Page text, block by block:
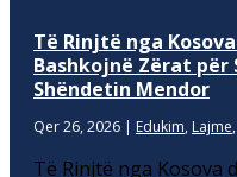
Të Rinjtë nga
Bashkojnë Zërat
Shëndetin Mendor
Qer 26, 2026 | Edukim, Lajme,
Të Rinjtë nga Kosova